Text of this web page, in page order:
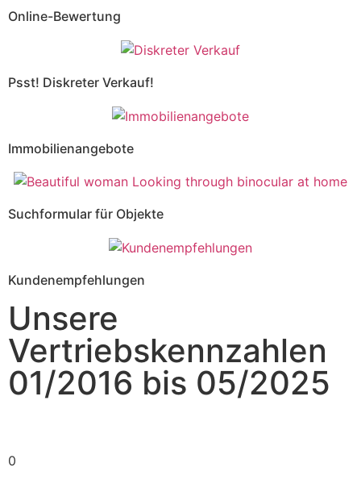
Online-Bewertung
Psst! Diskreter Verkauf!
Immobilienangebote
Suchformular für Objekte
Kundenempfehlungen
Unsere
Vertriebskennzahlen
01/2016 bis 05/2025
0